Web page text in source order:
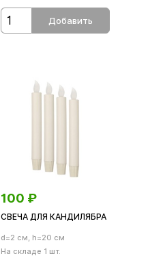
Добавить
100 ₽
СВЕЧА ДЛЯ КАНДИЛЯБРА
d=2 см, h=20 см
На складе 1 шт.